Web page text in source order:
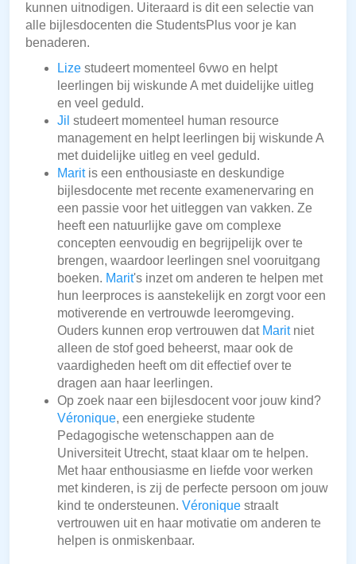
kunnen uitnodigen. Uiteraard is dit een selectie van
alle bijlesdocenten die StudentsPlus voor je kan
benaderen.
Lize studeert momenteel 6vwo en helpt
leerlingen bij wiskunde A met duidelijke uitleg
en veel geduld.
Jil studeert momenteel human resource
management en helpt leerlingen bij wiskunde A
met duidelijke uitleg en veel geduld.
Maritis een enthousiaste en deskundige
bijlesdocente met recente examenervaring en
een passie voor het uitleggen van vakken. Ze
heeft een natuurlijke gave om complexe
concepten eenvoudig en begrijpelijk over te
brengen, waardoor leerlingen snel vooruitgang
boeken. Marit's inzet om anderen te helpen met
hun leerproces is aanstekelijk en zorgt voor een
motiverende en vertrouwde leeromgeving.
Ouders kunnen erop vertrouwen dat Maritniet
alleen de stof goed beheerst, maar ook de
vaardigheden heeft om dit effectief over te
dragen aan haar leerlingen.
Op zoek naar een bijlesdocent voor jouw kind?
Véronique, een energieke studente
Pedagogische wetenschappen aan de
Universiteit Utrecht, staat klaar om te helpen.
Met haar enthousiasme en liefde voor werken
met kinderen, is zij de perfecte persoon om jouw
kind te ondersteunen. Véronique straalt
vertrouwen uit en haar motivatie om anderen te
helpen is onmiskenbaar.